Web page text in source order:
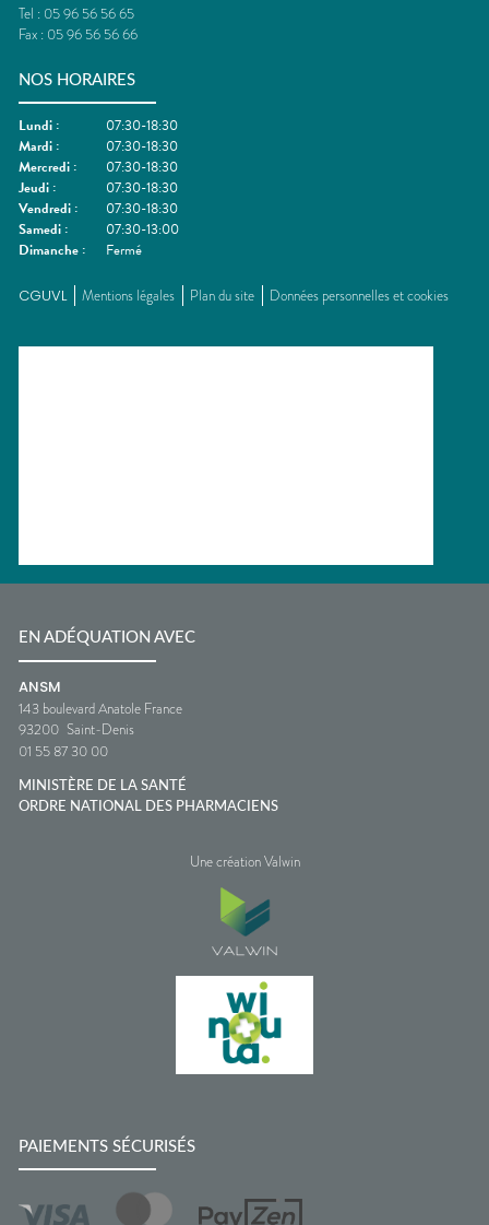
Tel : 05 96 56 56 65
Fax : 05 96 56 56 66
NOS HORAIRES
Lundi :
07:30-18:30
Mardi :
07:30-18:30
Mercredi :
07:30-18:30
Jeudi :
07:30-18:30
Vendredi :
07:30-18:30
Samedi :
07:30-13:00
Dimanche : Fermé
CGUVL Mentions légales Plan du site Données personnelles et cookies
EN ADÉQUATION AVEC
ANSM
143 boulevard Anatole France
93200 Saint-Denis
01 55 87 30 00
MINISTÈRE DE LA SANTÉ
ORDRE NATIONAL DES PHARMACIENS
Une création Valwin
PAIEMENTS SÉCURISÉS